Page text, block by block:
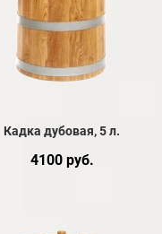
Кадка дубовая, 5 л.
4100 руб.